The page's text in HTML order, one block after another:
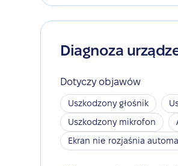
Diagnoza
Dotyczy objawów
Uszkodzony głośnik
Uszkodzony mikrofon
Ekran nie rozjaśnia